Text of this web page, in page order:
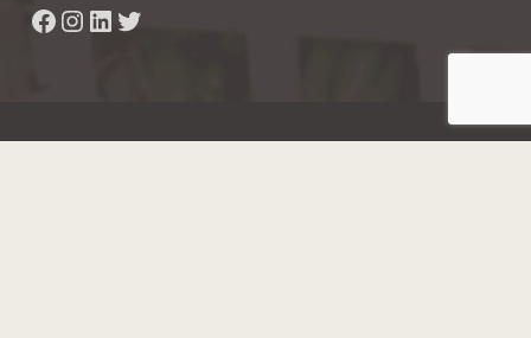
Facebook
Instagram
LinkedIn
Twitter